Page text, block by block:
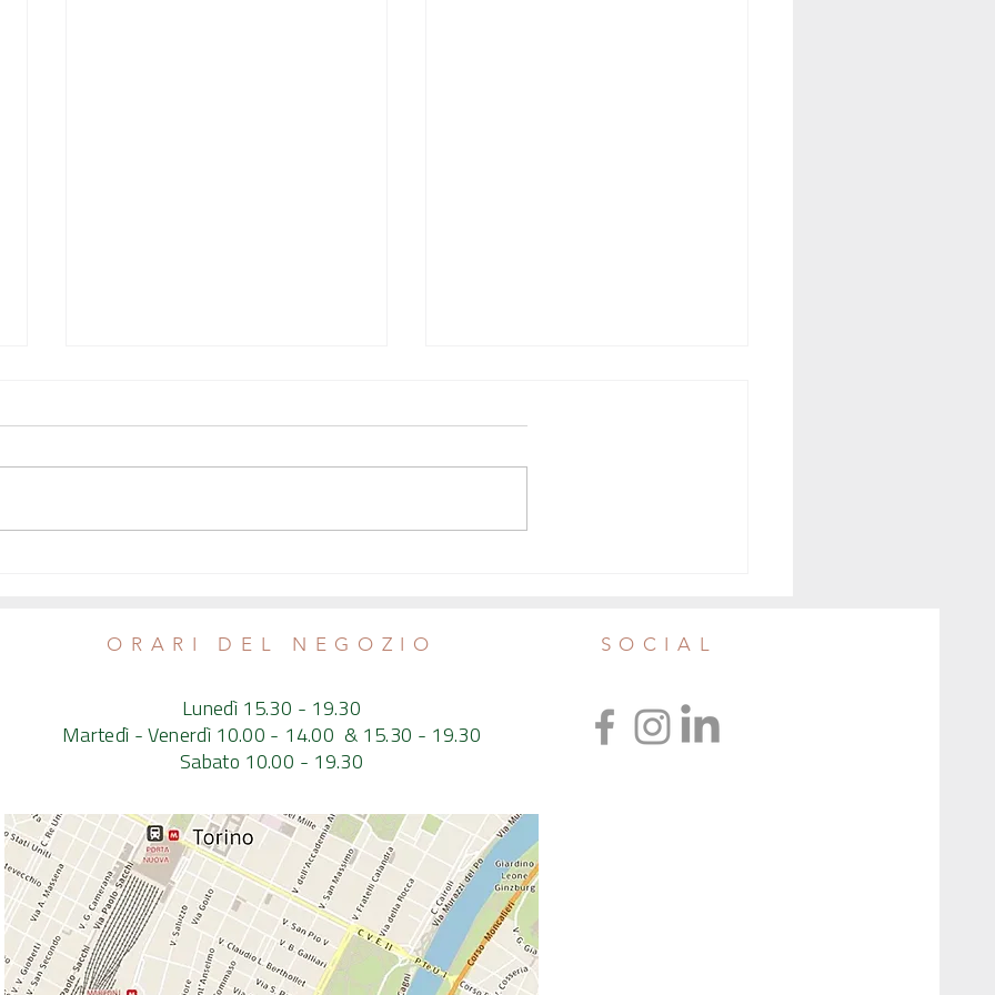
ORARI DEL NEGOZIO
Lunedì 15.30 - 19.30
Martedì - Venerdì 10.00 - 14.00 & 15.30 - 19.30
Sabato 10.00 - 19.30
SOCIAL